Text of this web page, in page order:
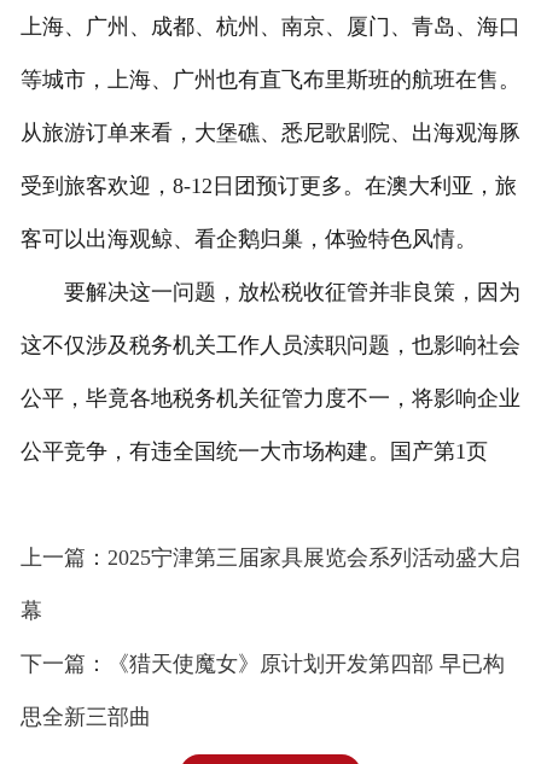
上海、广州、成都、杭州、南京、厦门、青岛、海口
等城市，上海、广州也有直飞布里斯班的航班在售。
从旅游订单来看，大堡礁、悉尼歌剧院、出海观海豚
受到旅客欢迎，8-12日团预订更多。在澳大利亚，旅
客可以出海观鲸、看企鹅归巢，体验特色风情。
要解决这一问题，放松税收征管并非良策，因为
这不仅涉及税务机关工作人员渎职问题，也影响社会
公平，毕竟各地税务机关征管力度不一，将影响企业
公平竞争，有违全国统一大市场构建。国产第1页
上一篇：2025宁津第三届家具展览会系列活动盛大启
幕
下一篇：《猎天使魔女》原计划开发第四部 早已构
思全新三部曲